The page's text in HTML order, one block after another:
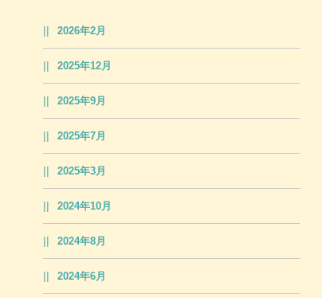
2026年2月
2025年12月
2025年9月
2025年7月
2025年3月
2024年10月
2024年8月
2024年6月